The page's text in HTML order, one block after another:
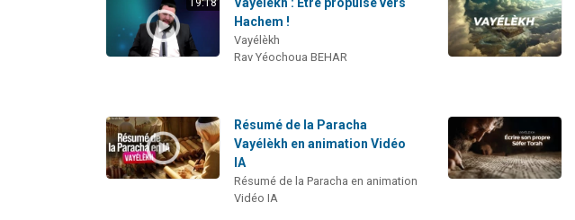
Hachem !
Vayélèkh
Rav Yéochoua BEHAR
Résumé de la Paracha
Vayélèkh en animation Vidéo
IA
Résumé de la Paracha en animation
Vidéo IA